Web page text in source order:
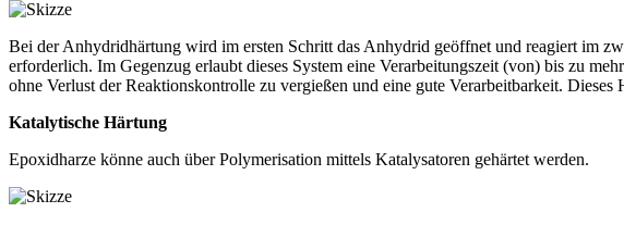
Bei der Anhydridhärtung wird im ersten Schritt das Anhydrid geöffnet und reagiert im
erforderlich. Im Gegenzug erlaubt dieses System eine Verarbeitungszeit (von) bis zu
ohne Verlust der Reaktionskontrolle zu vergießen und eine gute Verarbeitbarkeit.
Katalytische Härtung
Epoxidharze könne auch über Polymerisation mittels Katalysatoren gehärtet werden.